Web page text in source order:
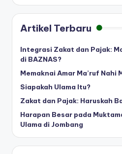
Artikel Terbaru
Integrasi Zakat dan Pajak:
di BAZNAS?
Memaknai Amar Ma’ruf Nahi
Siapakah Ulama Itu?
Zakat dan Pajak: Haruskah
Harapan Besar pada
Ulama di Jombang